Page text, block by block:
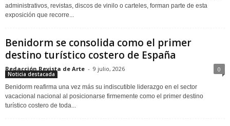
administrativos, revistas, discos de vinilo o carteles, forman parte de esta
exposición que recorre...
Benidorm se consolida como el primer
destino turístico costero de España
Redacción Revista de Arte - 9 julio, 2026 0
Noticia destacada
Benidorm reafirma una vez más su indiscutible liderazgo en el sector
vacacional nacional al posicionarse firmemente como el primer destino
turístico costero de toda...